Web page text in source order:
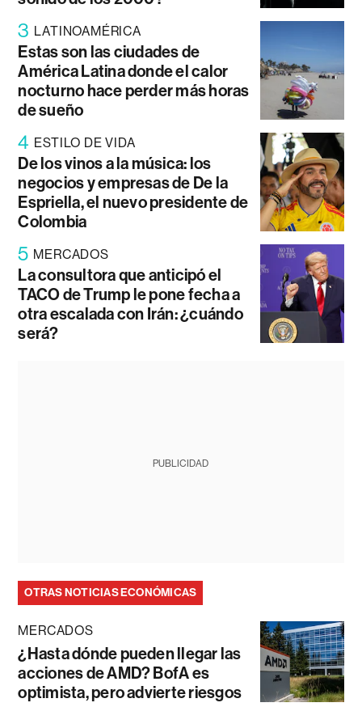
3 LATINOAMÉRICA
Estas son las ciudades de
América Latina donde el calor
nocturno hace perder más horas
de sueño
4 ESTILO DE VIDA
De los vinos a la música: los
negocios y empresas de De la
Espriella, el nuevo presidente de
Colombia
5 MERCADOS
La consultora que anticipó el
TACO de Trump le pone fecha a
otra escalada con Irán: ¿cuándo
será?
PUBLICIDAD
OTRAS NOTICIAS ECONÓMICAS
MERCADOS
¿Hasta dónde pueden llegar las
acciones de AMD? BofA es
optimista, pero advierte riesgos